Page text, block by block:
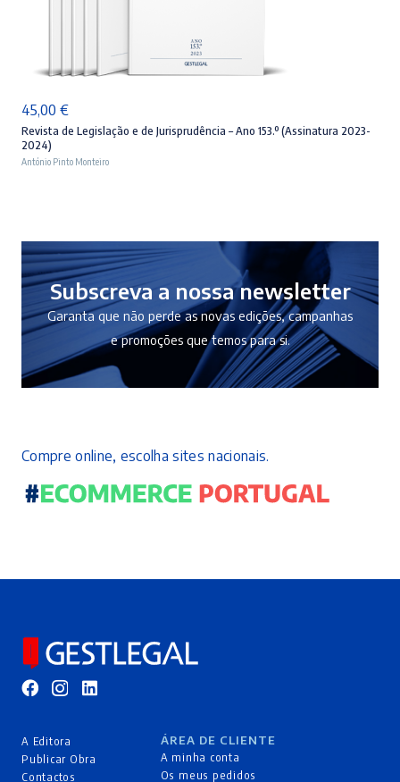
ADICIONAR
45,00 €
Revista de Legislação e de Jurisprudência – Ano 153.º (Assinatura 2023-
2024)
António Pinto Monteiro
Subscreva a nossa newsletter
Garanta que não perde as novas edições, campanhas
e promoções que temos para si.
Compre online, escolha sites nacionais.
A Editora
Publicar Obra
Contactos
ÁREA DE CLIENTE
A minha conta
Os meus pedidos